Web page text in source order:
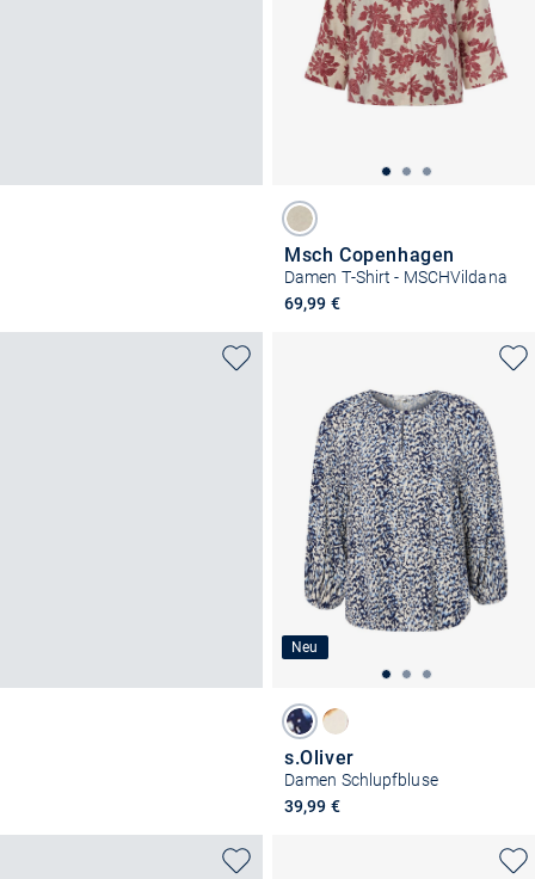
Msch Copenhagen
Damen T-Shirt - MSCHVildana
69,99 €
Neu
s.Oliver
Damen Schlupfbluse
39,99 €